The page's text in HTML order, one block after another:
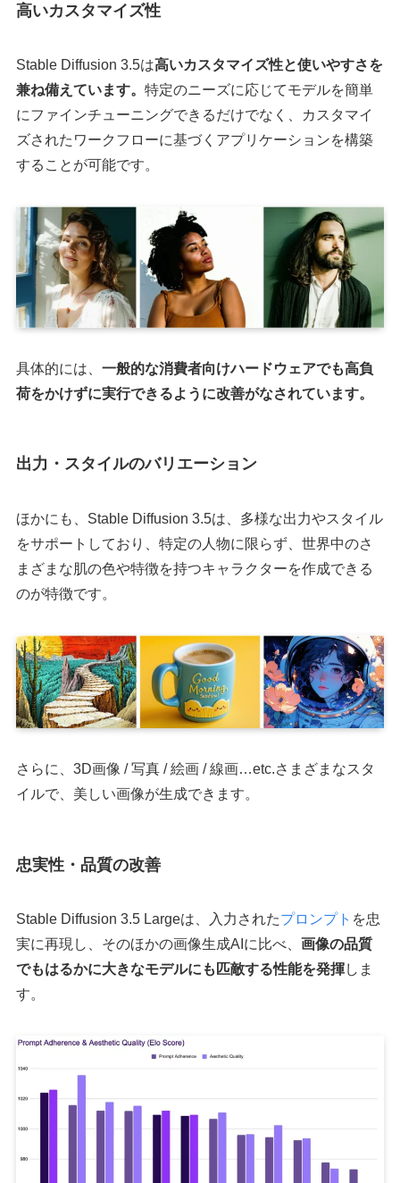
高いカスタマイズ性
Stable Diffusion 3.5は高いカスタマイズ性と使いやすさを
兼ね備えています。 特定のニーズに応じてモデルを簡単
にファインチューニングできるだけでなく、カスタマイ
ズされたワークフローに基づくアプリケーションを構築
することが可能です。
具体的には、 一般的な消費者向けハードウェアでも高負
荷をかけずに実行できるように改善がなされています。
出力・スタイルのバリエーション
ほかにも、Stable Diffusion 3.5は、多様な出力やスタイル
をサポートしており、特定の人物に限らず、世界中のさ
まざまな肌の色や特徴を持つキャラクターを作成できる
のが特徴です。
さらに、3D画像 / 写真 / 絵画 / 線画…etc.さまざまなスタ
イルで、美しい画像が生成できます。
忠実性・品質の改善
Stable Diffusion 3.5 Largeは、入力されたプロンプト を忠
実に再現し、そのほかの画像生成AIに比べ、 画像の品質
でもはるかに大きなモデルにも匹敵する性能を発揮しま
す。